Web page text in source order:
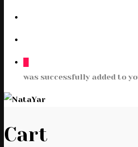
was successfully added to
Cart